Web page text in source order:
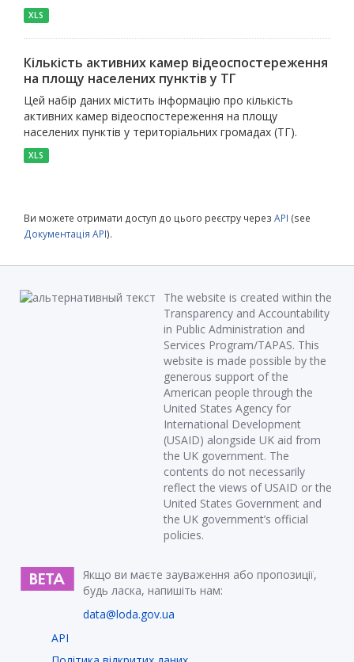
XLS
Кількість активних камер відеоспостереження
на площу населених пунктів у ТГ
Цей набір даних містить інформацію про кількість
активних камер відеоспостереження на площу
населених пунктів у територіальних громадах (ТГ).
XLS
Ви можете отримати доступ до цього реєстру через API (see
Документація API).
The website is created within the
Transparency and Accountability
in Public Administration and
Services Program/TAPAS. This
website is made possible by the
generous support of the
American people through the
United States Agency for
International Development
(USAID) alongside UK aid from
the UK government. The
contents do not necessarily
reflect the views of USAID or the
United States Government and
the UK government’s official
policies.
Якщо ви маєте зауваження або пропозиції,
будь ласка, напишіть нам:
data@loda.gov.ua
API